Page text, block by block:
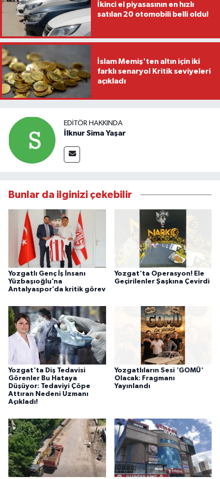
İkinci el piyasasının en hızlı
satılan 20 otomobili belli oldu!
İslam Memiş'ten altın için iki
farklı senaryo! Kritik seviyeleri
açıkladı
EDITÖR HAKKINDA
İlknur Sima Yaşar
Bunlar da ilginizi çekebilir
Yozgatlı Genç İş İnsanı
Yüzbaşıoğlu’na
Antalyaspor’da kritik görev
Yozgat'ta Operasyon! Ele
Geçirilenler Şaşkına Çevirdi
Yozgat'ta Diş Tedavisi
Görenler Bu Hataya
Düşüyor: Tedaviyi Çöpe
Attıran Nedeni Uzmanı
Açıkladı!
Yozgatlıların Sesi 'GOMÜ'
Olacak: Fragmanı
Yayınlandı